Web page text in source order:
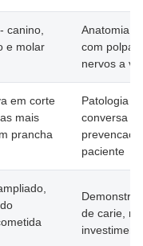
canino,
e molar
Anatomia
com polpa,
nervos a
em corte
mais
prancha
Patologia
conversa de
prevencao
paciente
de carie,